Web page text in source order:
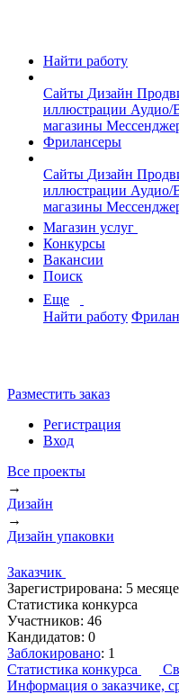
Найти работу
Сайты Дизайн
иллюстрации Аудио/
магазины
Фрилансеры
Сайты Дизайн
иллюстрации Аудио/
магазины
Магазин услуг
Конкурсы
Вакансии
Поиск
Еще
Найти работу
Разместить заказ
Регистрация
Вход
Все проекты
→
Дизайн
→
Дизайн упаковки
Заказчик
Зарегистрирована: 5
Статистика конкурса
Участников: 46
Кандидатов: 0
Заблокировано: 1
Статистика конкурса
Информация о заказчике,